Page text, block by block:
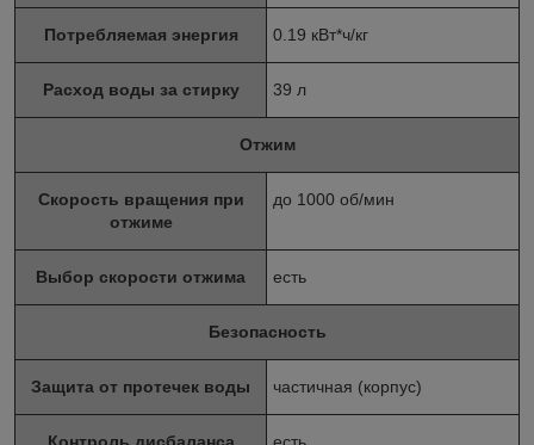
Потребляемая энергия 0.19 кВт*ч/кг
Расход воды за стирку 39 л
Отжим
Скорость вращения при
отжиме
до 1000 об/мин
Выбор скорости отжима есть
Безопасность
Защита от протечек воды частичная (корпус)
Контроль дисбаланса есть